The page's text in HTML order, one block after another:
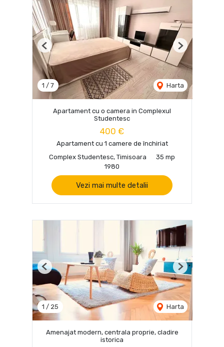
1 / 7 Harta
Previous Next
Apartament cu o camera in Complexul
Studentesc
400 €
Apartament cu 1 camere de închiriat
Complex Studentesc, Timisoara
35 mp
1980
Vezi mai multe detalii
1 / 25 Harta
Previous Next
Amenajat modern, centrala proprie, cladire
istorica